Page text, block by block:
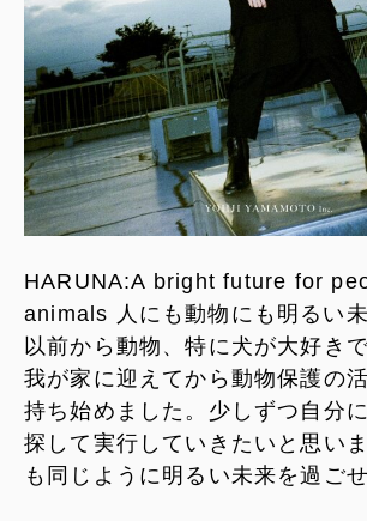
HARUNA:A bright future for
animals 人にも動物にも明るい
以前から動物、特に犬が大好き
我が家に迎えてから動物保護の
持ち始めました。少しずつ自分
探して実行していきたいと思い
も同じように明るい未来を過ご